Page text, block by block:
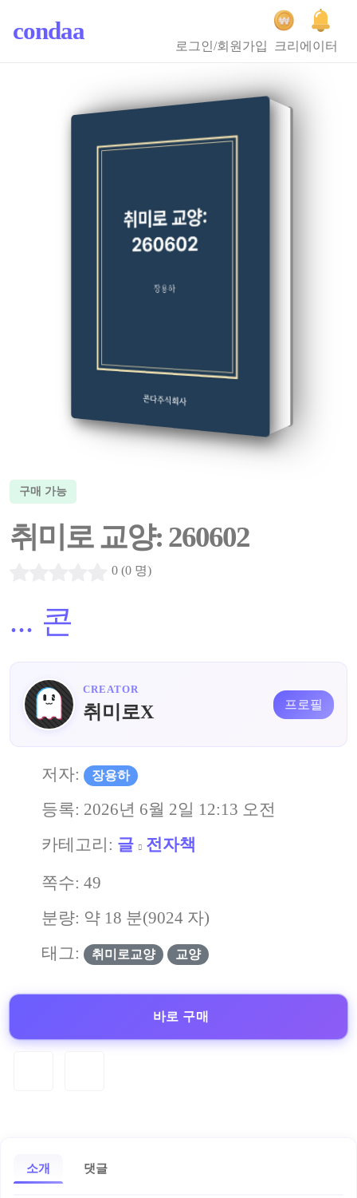
condaa
로그인/회원가입 크리에이터
구매 가능
취미로 교양: 260602
0 (0 명)
... 콘
CREATOR
취미로X 프로필
저자: 장용하
등록: 2026년 6월 2일 12:13 오전
카테고리: 글 전자책
쪽수: 49
분량: 약 18 분(9024 자)
태그:
취미로교양 교양
바로 구매
소개 댓글